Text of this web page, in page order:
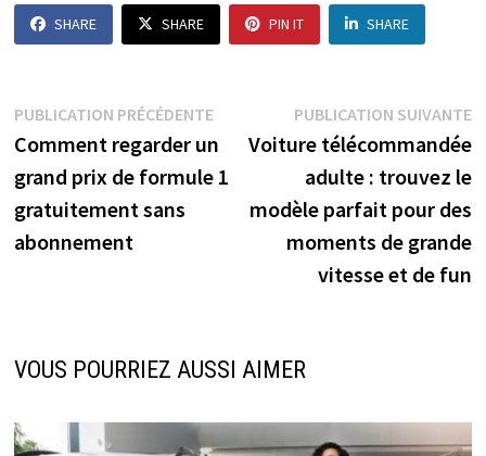
SHARE SHARE PIN IT SHARE
Navigation
de
l’article
PUBLICATION PRÉCÉDENTEPublication
précédente :
Comment regarder un
grand prix de formule 1
gratuitement sans
abonnement
PUBLICATION SUIVANTE
Voiture télécommandée
adulte : trouvez le
modèle parfait pour des
moments de grande
vitesse et de fun
VOUS POURRIEZ AUSSI AIMER